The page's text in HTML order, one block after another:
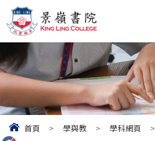
首頁 > 學與教 > 學科網頁 >